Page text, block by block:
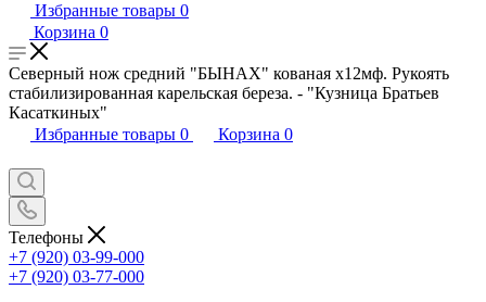
Избранные товары 0
Корзина 0
Северный нож средний "БЫHAХ" кованая х12мф. Рукоять
стабилизированная карельская береза. - "Кузница Братьев
Касаткиных"
Избранные товары 0 Корзина 0
Телефоны
+7 (920) 03-99-000
+7 (920) 03-77-000